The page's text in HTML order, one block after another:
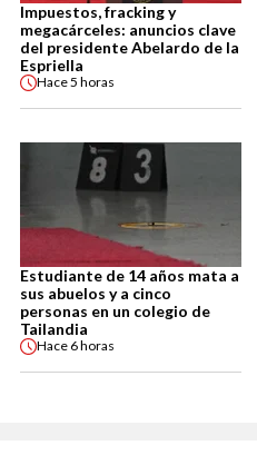
Impuestos, fracking y
megacárceles: anuncios clave
del presidente Abelardo de la
Espriella
Hace5 horas
Estudiante de 14 años mata a
sus abuelos y a cinco
personas en un colegio de
Tailandia
Hace 6 horas